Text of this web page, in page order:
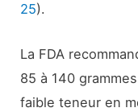
25).
La FDA
85 à 140
faible teneur en